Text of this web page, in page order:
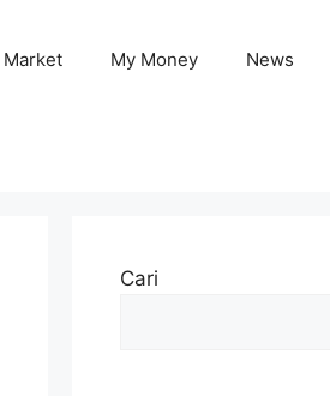
Market My Money News
Cari